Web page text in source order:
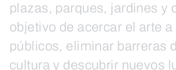
plazas, parques, jardines y
objetivo de acercar el arte a
públicos, eliminar barreras
cultura y descubrir nuevos